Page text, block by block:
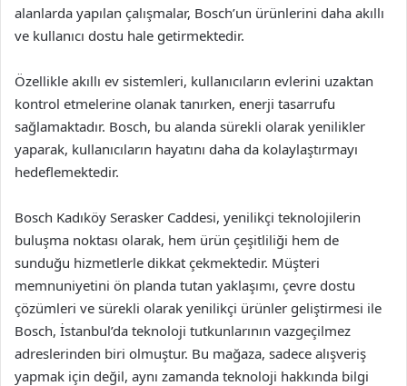
alanlarda yapılan çalışmalar, Bosch’un ürünlerini daha akıllı
ve kullanıcı dostu hale getirmektedir.
Özellikle akıllı ev sistemleri, kullanıcıların evlerini uzaktan
kontrol etmelerine olanak tanırken, enerji tasarrufu
sağlamaktadır. Bosch, bu alanda sürekli olarak yenilikler
yaparak, kullanıcıların hayatını daha da kolaylaştırmayı
hedeflemektedir.
Bosch Kadıköy Serasker Caddesi, yenilikçi teknolojilerin
buluşma noktası olarak, hem ürün çeşitliliği hem de
sunduğu hizmetlerle dikkat çekmektedir. Müşteri
memnuniyetini ön planda tutan yaklaşımı, çevre dostu
çözümleri ve sürekli olarak yenilikçi ürünler geliştirmesi ile
Bosch, İstanbul’da teknoloji tutkunlarının vazgeçilmez
adreslerinden biri olmuştur. Bu mağaza, sadece alışveriş
yapmak için değil, aynı zamanda teknoloji hakkında bilgi